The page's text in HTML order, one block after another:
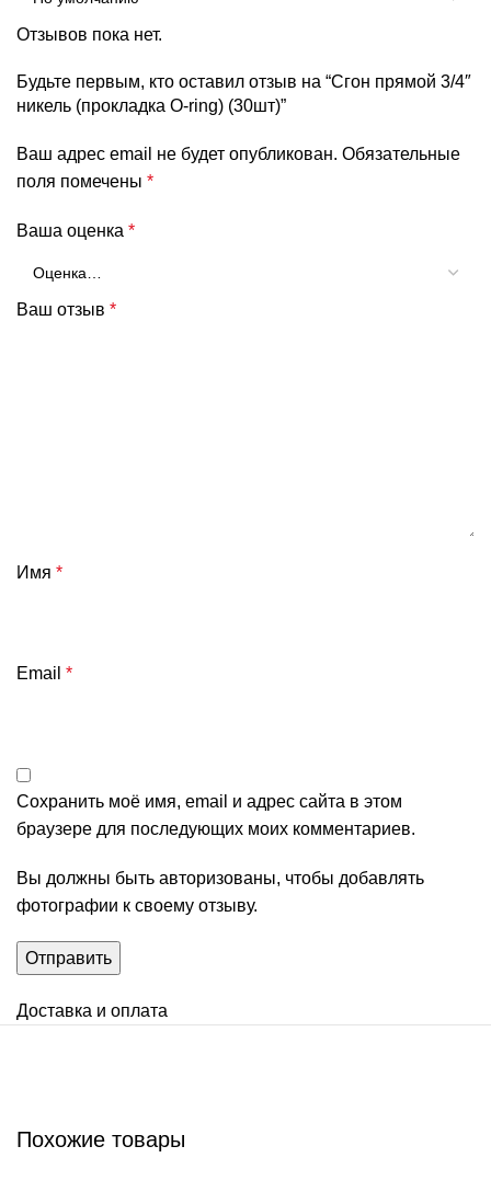
Отзывов пока нет.
Будьте первым, кто оставил отзыв на “Сгон прямoй 3/4″
никель (прокладка O-ring) (30шт)”
Ваш адрес email не будет опубликован. Обязательные
поля помечены *
Ваша оценка *
Ваш отзыв *
Имя *
Email *
Сохранить моё имя, email и адрес сайта в этом
браузере для последующих моих комментариев.
Вы должны быть авторизованы, чтобы добавлять
фотографии к своему отзыву.
Доставка и оплата
Похожие товары